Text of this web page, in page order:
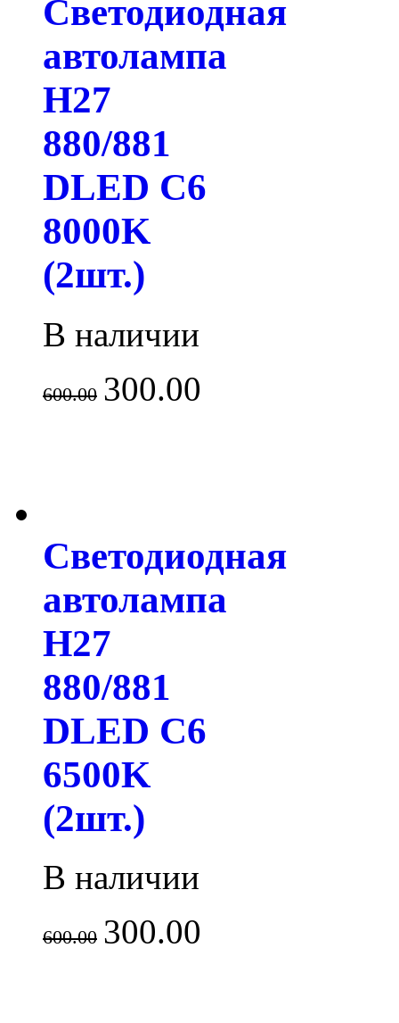
Светодиодная
автолампа
H27
880/881
DLED C6
8000K
(2шт.)
В наличии
600.00 300.00
Светодиодная
автолампа
H27
880/881
DLED C6
6500K
(2шт.)
В наличии
600.00 300.00